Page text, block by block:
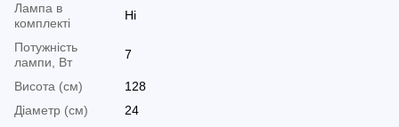
Лампа в
комплекті
Ні
Потужність
лампи, Вт
7
Висота (см)
128
Діаметр (см)
24